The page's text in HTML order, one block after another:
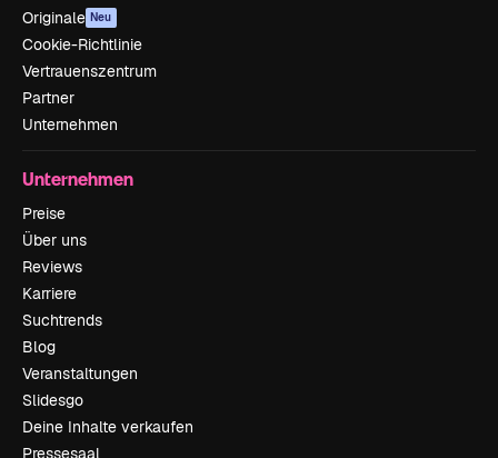
Originale Neu
Cookie-Richtlinie
Vertrauenszentrum
Partner
Unternehmen
Unternehmen
Preise
Über uns
Reviews
Karriere
Suchtrends
Blog
Veranstaltungen
Slidesgo
Deine Inhalte verkaufen
Pressesaal